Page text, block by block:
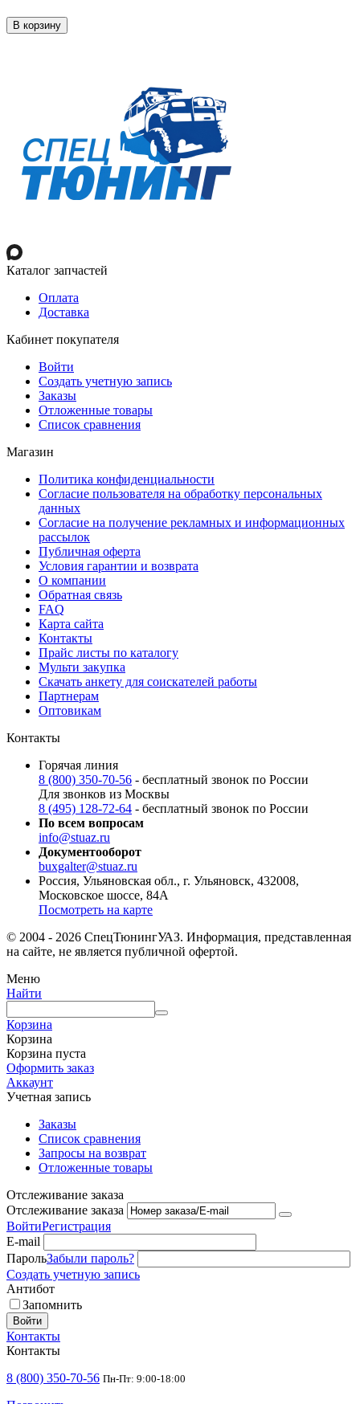
В корзину
Каталог запчастей
Оплата
Доставка
Кабинет покупателя
Войти
Создать учетную запись
Заказы
Отложенные товары
Список сравнения
Магазин
Политика конфиденциальности
Согласие пользователя на обработку персональных
данных
Согласие на получение рекламных и информационных
рассылок
Публичная оферта
Условия гарантии и возврата
О компании
Обратная связь
FAQ
Карта сайта
Контакты
Прайс листы по каталогу
Мульти закупка
Скачать анкету для соискателей работы
Партнерам
Оптовикам
Контакты
Горячая линия
8 (800) 350-70-56 - бесплатный звонок по России
Для звонков из Москвы
8 (495) 128-72-64 - бесплатный звонок по России
По всем вопросам
info@stuaz.ru
Документооборот
buxgalter@stuaz.ru
Россия, Ульяновская обл., г. Ульяновск, 432008,
Московское шоссе, 84А
Посмотреть на карте
© 2004 - 2026 СпецТюнингУАЗ. Информация, представленная
на сайте, не является публичной офертой.
Меню
Найти
Корзина
Корзина
Корзина пуста
Оформить заказ
Аккаунт
Учетная запись
Заказы
Список сравнения
Запросы на возврат
Отложенные товары
Отслеживание заказа
Отслеживание заказа
ВойтиРегистрация
E-mail
ПарольЗабыли пароль?
Создать учетную запись
Антибот
Запомнить
Войти
Контакты
Контакты
8 (800) 350-70-56 Пн-Пт: 9:00-18:00